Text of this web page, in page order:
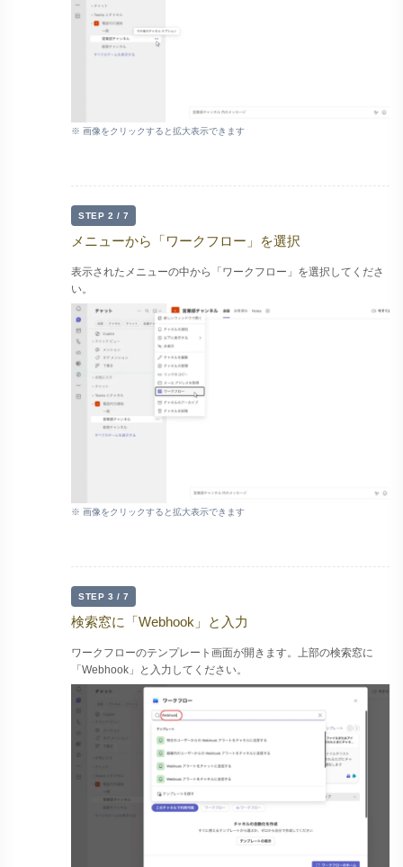
※ 画像をクリックすると拡大表示できます
STEP 2 / 7
メニューから「ワークフロー」を選択
表示されたメニューの中から「ワークフロー」を選択してくださ
い。
※ 画像をクリックすると拡大表示できます
STEP 3 / 7
検索窓に「Webhook」と入力
ワークフローのテンプレート画面が開きます。上部の検索窓に
「Webhook」と入力してください。